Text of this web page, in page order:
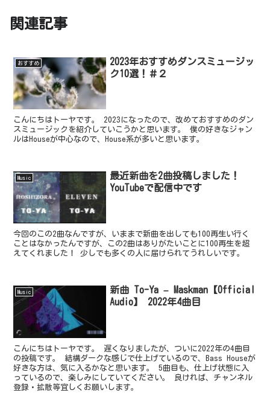
関連記事
おすすめ
2023年おすすめダンスミュージッ
ク10選！＃２
こんにちはトーヤです。 2023になったので、改めておすすめのダン
スミュージックを紹介していこうかと思います。 僕の好きなジャン
ルはHouseが中心なので、House系が多いと思います。
Music
最近新曲を2曲投稿しました！
YouTubeで配信中です
今回のこの2曲なんですが、いままで新曲を出しても100再生い行く
ことはなかったんですが、この2曲はありがたいことに100再生を超
えてくれました！ 少しでも多くの人に届けられてうれしいです。
Music
新曲 To-Ya – Maskman【Official
Audio】 2022年4曲目
こんにちはトーヤです。 遅くなりましたが、ついに2022年の4曲目
の投稿です。 結構ダークな感じで仕上げているので、Bass Houseが
好きな方は、気に入るかなと思います。 5曲目も、仕上げ状態に入
っているので、楽しみにしていてください。 良ければ、チャンネル
登録・拡散等宜しくお願いします。